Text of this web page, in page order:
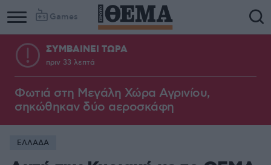
Games
ΣΥΜΒΑΙΝΕΙ ΤΩΡΑ
πριν 33 λεπτά
Φωτιά στη Μεγάλη Χώρα Αγρινίου,
σηκώθηκαν δύο αεροσκάφη
ΕΛΛΑΔΑ